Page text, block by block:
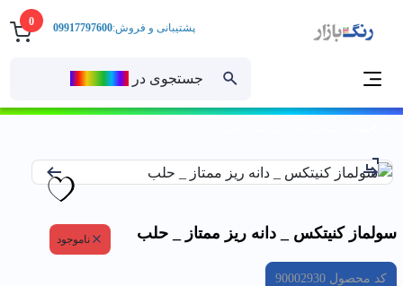
0
جستجوی در
پشتیبانی و فروش:09917797600
سولماز كنيتكس _ دانه ريز ممتاز _ حلب ناموجود
کد محصول90002930